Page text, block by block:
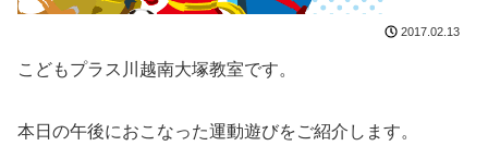
2017.02.13
こどもプラス川越南大塚教室です。
本日の午後におこなった運動遊びをご紹介します。